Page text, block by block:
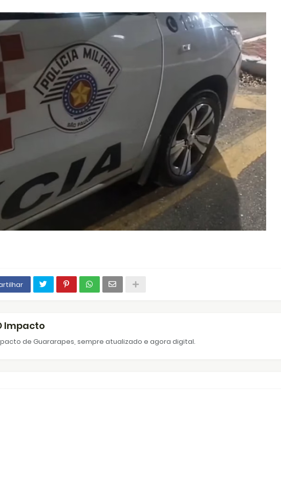
Impacto
de Guararapes, sempre atualizado e agora digital.